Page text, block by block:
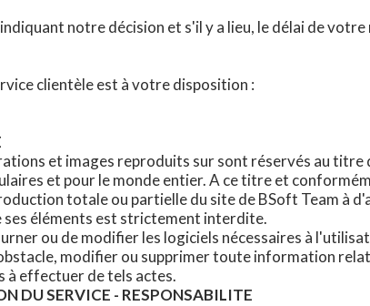
notre décision et s'il y a lieu, le délai de
clientèle est à votre disposition :
et images reproduits sur sont réservés au titre
et pour le monde entier. A ce titre et
totale ou partielle du site de BSoft Team à
éléments est strictement interdite.
ou de modifier les logiciels nécessaires à
modifier ou supprimer toute information
à effectuer de tels actes.
DU SERVICE - RESPONSABILITE